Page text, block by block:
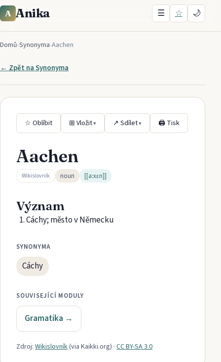
A Anika ☰ ☆ 🌙
Domů›Synonyma›Aachen
← Zpět naSynonyma
☆ Oblíbit ⊞ Vložit▾ ↗ Sdílet▾ 🖨 Tisk
Aachen
Wikislovník noun [[aːxɛn]]
Význam
Cáchy; město v Německu
SYNONYMA
Cáchy
SOUVISEJÍCÍ MODULY
Gramatika →
Zdroj: Wikislovník(via Kaikki.org) · CC BY-SA 3.0